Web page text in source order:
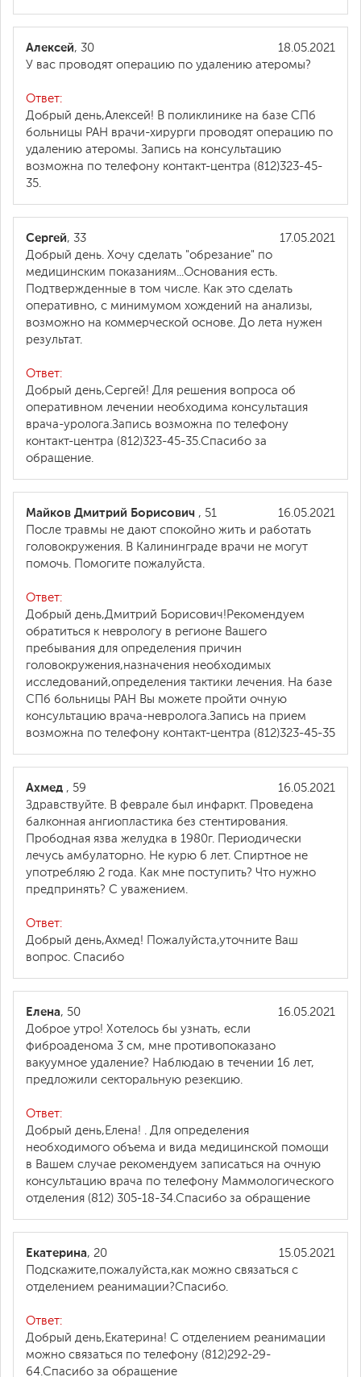
18.05.2021
Алексей, 30
У вас проводят операцию по удалению атеромы?
Ответ:
Добрый день,Алексей! В поликлинике на базе СПб
больницы РАН врачи-хирурги проводят операцию по
удалению атеромы. Запись на консультацию
возможна по телефону контакт-центра (812)323-45-
35.
17.05.2021
Сергей, 33
Добрый день. Хочу сделать "обрезание" по
медицинским показаниям...Основания есть.
Подтвержденные в том числе. Как это сделать
оперативно, с минимумом хождений на анализы,
возможно на коммерческой основе. До лета нужен
результат.
Ответ:
Добрый день,Сергей! Для решения вопроса об
оперативном лечении необходима консультация
врача-уролога.Запись возможна по телефону
контакт-центра (812)323-45-35.Спасибо за
обращение.
16.05.2021
Майков Дмитрий Борисович , 51
После травмы не дают спокойно жить и работать
головокружения. В Калининграде врачи не могут
помочь. Помогите пожалуйста.
Ответ:
Добрый день,Дмитрий Борисович!Рекомендуем
обратиться к неврологу в регионе Вашего
пребывания для определения причин
головокружения,назначения необходимых
исследований,определения тактики лечения. На базе
СПб больницы РАН Вы можете пройти очную
консультацию врача-невролога.Запись на прием
возможна по телефону контакт-центра (812)323-45-35
16.05.2021
Ахмед , 59
Здравствуйте. В феврале был инфаркт. Проведена
балконная ангиопластика без стентирования.
Прободная язва желудка в 1980г. Периодически
лечусь амбулаторно. Не курю 6 лет. Спиртное не
употребляю 2 года. Как мне поступить? Что нужно
предпринять? С уважением.
Ответ:
Добрый день,Ахмед! Пожалуйста,уточните Ваш
вопрос. Спасибо
16.05.2021
Елена, 50
Доброе утро! Хотелось бы узнать, если
фиброаденома 3 см, мне противопоказано
вакуумное удаление? Наблюдаю в течении 16 лет,
предложили секторальную резекцию.
Ответ:
Добрый день,Елена! . Для определения
необходимого объема и вида медицинской помощи
в Вашем случае рекомендуем записаться на очную
консультацию врача по телефону Маммологического
отделения (812) 305-18-34.Спасибо за обращение
15.05.2021
Екатерина, 20
Подскажите,пожалуйста,как можно связаться с
отделением реанимации?Спасибо.
Ответ:
Добрый день,Екатерина! С отделением реанимации
можно связаться по телефону (812)292-29-
64.Спасибо за обращение